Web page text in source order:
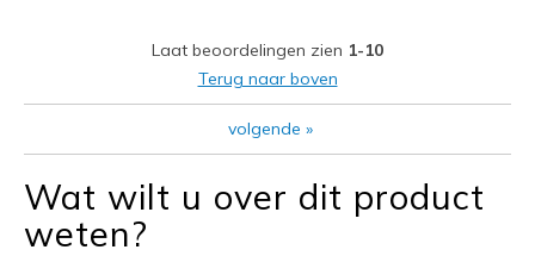
Beste toepassingen
Casual Wear
Going Out
Sizing
Feels true to size
View On Shoes
Laat beoordelingen zien 1-10
Terug naar boven
volgende »
Wat wilt u over dit product
weten?